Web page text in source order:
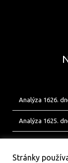
Analýza 1626.
Analýza 1625.
Stránky